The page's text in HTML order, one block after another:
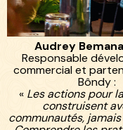
Audrey
Responsable
commercial et
Bôndy :
« Les actions pour
construisent
communautés,